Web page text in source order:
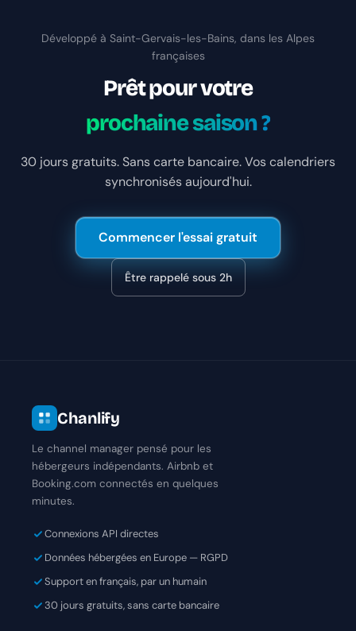
Développé à Saint-Gervais-les-Bains, dans les Alpes
françaises
Prêt pour votre
prochaine saison ?
30 jours gratuits. Sans carte bancaire. Vos calendriers
synchronisés aujourd'hui.
Commencer l'essai gratuit
Être rappelé sous 2h
Chanlify
Le channel manager pensé pour les
hébergeurs indépendants. Airbnb et
Booking.com connectés en quelques
minutes.
Connexions API directes
Données hébergées en Europe — RGPD
Support en français, par un humain
30 jours gratuits, sans carte bancaire